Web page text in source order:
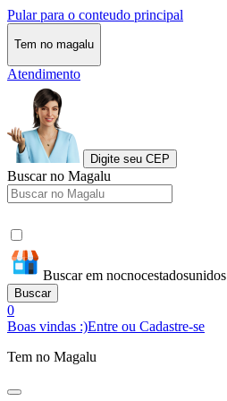
Pular para o conteudo principal
Tem no magalu
Atendimento
Digite seu CEP
Buscar no Magalu
Buscar em nocnocestadosunidos
Buscar
0
Boas vindas :)Entre ou Cadastre-se
Tem no Magalu